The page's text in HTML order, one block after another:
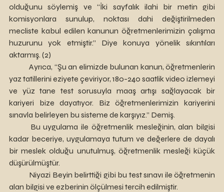
olduğunu söylemiş ve “İki sayfalık ilahi bir metin gibi
komisyonlara sunulup, noktası dahi değiştirilmeden
mecliste kabul edilen kanunun öğretmenlerimizin çalışma
huzurunu yok etmiştir.” Diye konuya yönelik sıkıntıları
aktarmış. (2)
	Ayrıca, “Şu an elimizde bulunan kanun, öğretmenlerin
yaz tatillerini eziyete çeviriyor, 180-240 saatlik video izlemeyi
ve yüz tane test sorusuyla maaş artışı sağlayacak bir
kariyeri bize dayatıyor. Biz öğretmenlerimizin kariyerini
sınavla belirleyen bu sisteme de karşıyız.” Demiş.
kadar beceriye, uygulamaya tutum ve değerlere de dayalı
bir meslek olduğu unutulmuş, öğretmenlik mesleği küçük
düşürülmüştür.
alan bilgisi ve ezberinin ölçülmesi tercih edilmiştir.